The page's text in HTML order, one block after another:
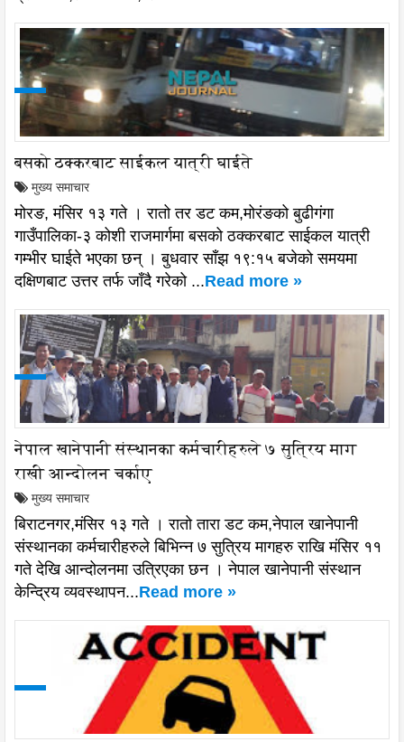
बसको ठक्करबाट साईकल यात्री घाईते
मुख्य समाचार
मोरङ, मंसिर १३ गते । रातो तर डट कम,मोरंङको बुढीगंगा
गाउँपालिका-३ कोशी राजमार्गमा बसको ठक्करबाट साईकल यात्री
गम्भीर घाईते भएका छन् । बुधवार साँझ १९:१५ बजेको समयमा
दक्षिणबाट उत्तर तर्फ जाँदै गरेको ...Read more »
नेपाल खानेपानी संस्थानका कर्मचारीहरुले ७ सुत्रिय माग
राखी आन्दोलन चर्काए
मुख्य समाचार
बिराटनगर,मंसिर १३ गते । रातो तारा डट कम,नेपाल खानेपानी
संस्थानका कर्मचारीहरुले बिभिन्न ७ सुत्रिय मागहरु राखि मंसिर ११
गते देखि आन्दोलनमा उत्रिएका छन । नेपाल खानेपानी संस्थान
केन्द्रिय व्यवस्थापन...Read more »